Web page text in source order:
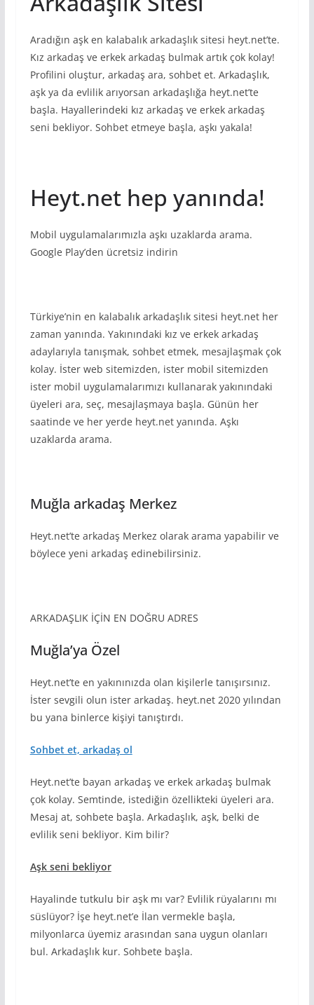
Aradığın aşk en kalabalık arkadaşlık sitesi heyt.net’te.
Kız arkadaş ve erkek arkadaş bulmak artık çok kolay!
Profilini oluştur, arkadaş ara, sohbet et. Arkadaşlık,
aşk ya da evlilik arıyorsan arkadaşlığa heyt.net’te
başla. Hayallerindeki kız arkadaş ve erkek arkadaş
seni bekliyor. Sohbet etmeye başla, aşkı yakala!
Heyt.net hep yanında!
Mobil uygulamalarımızla aşkı uzaklarda arama.
Google Play’den ücretsiz indirin
Türkiye’nin en kalabalık arkadaşlık sitesi heyt.net her
zaman yanında. Yakınındaki kız ve erkek arkadaş
adaylarıyla tanışmak, sohbet etmek, mesajlaşmak çok
kolay. İster web sitemizden, ister mobil sitemizden
ister mobil uygulamalarımızı kullanarak yakınındaki
üyeleri ara, seç, mesajlaşmaya başla. Günün her
saatinde ve her yerde heyt.net yanında. Aşkı
uzaklarda arama.
Muğla arkadaş Merkez
Heyt.net’te arkadaş Merkez olarak arama yapabilir ve
böylece yeni arkadaş edinebilirsiniz.
ARKADAŞLIK İÇİN EN DOĞRU ADRES
Muğla’ya Özel
Heyt.net’te en yakınınızda olan kişilerle tanışırsınız.
İster sevgili olun ister arkadaş. heyt.net 2020 yılından
bu yana binlerce kişiyi tanıştırdı.
Sohbet et, arkadaş ol
Heyt.net’te bayan arkadaş ve erkek arkadaş bulmak
çok kolay. Semtinde, istediğin özellikteki üyeleri ara.
Mesaj at, sohbete başla. Arkadaşlık, aşk, belki de
evlilik seni bekliyor. Kim bilir?
Aşk seni bekliyor
Hayalinde tutkulu bir aşk mı var? Evlilik rüyalarını mı
süslüyor? İşe heyt.net’e İlan vermekle başla,
milyonlarca üyemiz arasından sana uygun olanları
bul. Arkadaşlık kur. Sohbete başla.